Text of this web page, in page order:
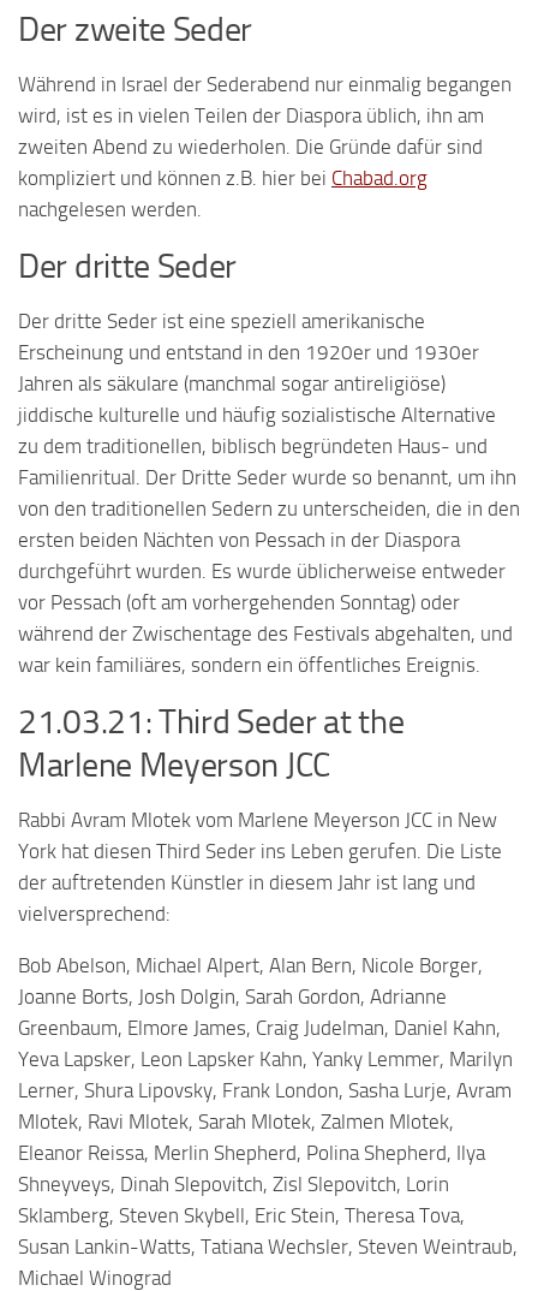
Der zweite Seder
Während in Israel der Sederabend nur einmalig begangen
wird, ist es in vielen Teilen der Diaspora üblich, ihn am
zweiten Abend zu wiederholen. Die Gründe dafür sind
kompliziert und können z.B. hier bei Chabad.org
nachgelesen werden.
Der dritte Seder
Der dritte Seder ist eine speziell amerikanische
Erscheinung und entstand in den 1920er und 1930er
Jahren als säkulare (manchmal sogar antireligiöse)
jiddische kulturelle und häufig sozialistische Alternative
zu dem traditionellen, biblisch begründeten Haus- und
Familienritual. Der Dritte Seder wurde so benannt, um ihn
von den traditionellen Sedern zu unterscheiden, die in den
ersten beiden Nächten von Pessach in der Diaspora
durchgeführt wurden. Es wurde üblicherweise entweder
vor Pessach (oft am vorhergehenden Sonntag) oder
während der Zwischentage des Festivals abgehalten, und
war kein familiäres, sondern ein öffentliches Ereignis.
21.03.21: Third Seder at the
Marlene Meyerson JCC
Rabbi Avram Mlotek vom Marlene Meyerson JCC in New
York hat diesen Third Seder ins Leben gerufen. Die Liste
der auftretenden Künstler in diesem Jahr ist lang und
vielversprechend:
Bob Abelson, Michael Alpert, Alan Bern, Nicole Borger,
Joanne Borts, Josh Dolgin, Sarah Gordon, Adrianne
Greenbaum, Elmore James, Craig Judelman, Daniel Kahn,
Yeva Lapsker, Leon Lapsker Kahn, Yanky Lemmer, Marilyn
Lerner, Shura Lipovsky, Frank London, Sasha Lurje, Avram
Mlotek, Ravi Mlotek, Sarah Mlotek, Zalmen Mlotek,
Eleanor Reissa, Merlin Shepherd, Polina Shepherd, Ilya
Shneyveys, Dinah Slepovitch, Zisl Slepovitch, Lorin
Sklamberg, Steven Skybell, Eric Stein, Theresa Tova,
Susan Lankin-Watts, Tatiana Wechsler, Steven Weintraub,
Michael Winograd